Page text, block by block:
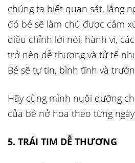
chúng ta biết quan sát, lắng
đó bé sẽ làm chủ được cảm
điều chỉnh lời nói, hành vi,
trở nên dễ thương và tử tế
Bé sẽ tự tin, bình tĩnh và
Hãy cùng mình nuôi dưỡng
của bé nở hoa theo từng
5. TRÁI TIM DỄ THƯƠNG